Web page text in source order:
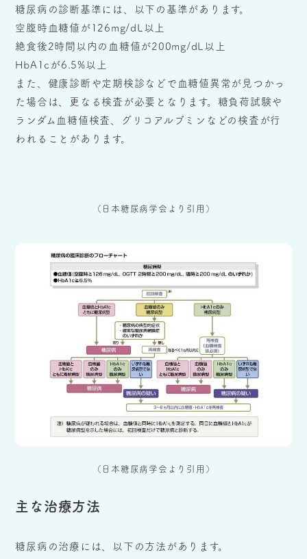
糖尿病の診断基準には、以下の基準があります。
空腹時血糖値が126mg/dL以上
絶食後2時間以内の血糖値が200mg/dL以上
HbA1cが6.5%以上
また、健康診断や定期検診などで血糖値異常が見つかっ
た場合は、更なる検査が必要となります。糖負荷試験や
ランダム血糖値検査、グリコアルブミンなどの検査が行
われることがあります。
（日本糖尿病学会より引用）
（日本糖尿病学会より引用）
主な治療方法
糖尿病の治療には、以下の方法があります。